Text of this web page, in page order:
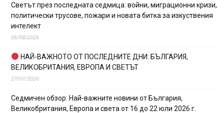
Светът през последната седмица: войни, миграционни кризи,
политически трусове, пожари и новата битка за изкуствения
интелект
06/08/2026
НАЙ-ВАЖНОТО ОТ ПОСЛЕДНИТЕ ДНИ: БЪЛГАРИЯ,
ВЕЛИКОБРИТАНИЯ, ЕВРОПА И СВЕТЪТ
27/07/2026
Седмичен обзор: Най-важните новини от България,
Великобритания, Европа и света от 16 до 22 юли 2026 г.